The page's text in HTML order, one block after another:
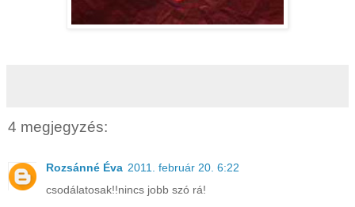
4 megjegyzés:
Rozsánné Éva 2011. február 20. 6:22
csodálatosak!!nincs jobb szó rá!